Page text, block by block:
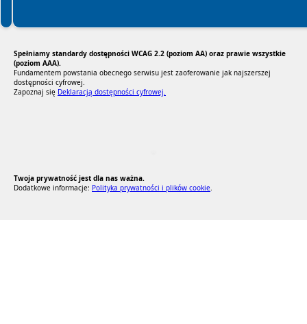
Spełniamy standardy dostępności WCAG 2.2 (poziom AA) oraz prawie wszystkie
(poziom AAA).
Fundamentem powstania obecnego serwisu jest zaoferowanie jak najszerszej
dostępności cyfrowej.
Zapoznaj się Deklaracją dostępności cyfrowej.
Twoja prywatność jest dla nas ważna.
Dodatkowe informacje: Polityka prywatności i plików cookie